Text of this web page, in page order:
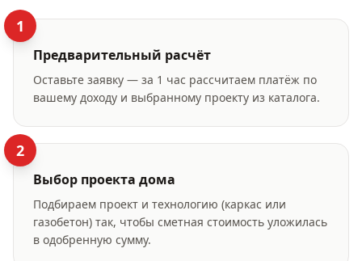
1
Предварительный расчёт
Оставьте заявку — за 1 час рассчитаем платёж по
вашему доходу и выбранному проекту из каталога.
2
Выбор проекта дома
Подбираем проект и технологию (каркас или
газобетон) так, чтобы сметная стоимость уложилась
в одобренную сумму.